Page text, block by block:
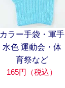
カラー手袋・軍手
水色 運動会・体
育祭など
165円（税込）